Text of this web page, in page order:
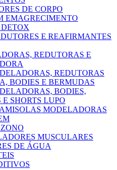
DE CORPO
EMAGRECIMENTO
E REAFIRMANTES
REDUTORAS E
REDUTORAS
BODIES E BERMUDAS
BODIES,
SHORTS LUPO
MODELADORAS
MUSCULARES
DE ÁGUA